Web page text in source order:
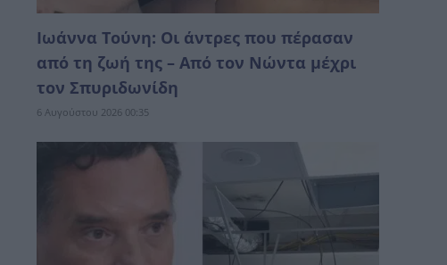
Ιωάννα Τούνη: Οι άντρες που πέρασαν
από τη ζωή της – Από τον Νώντα μέχρι
τον Σπυριδωνίδη
6 Αυγούστου 2026 00:35